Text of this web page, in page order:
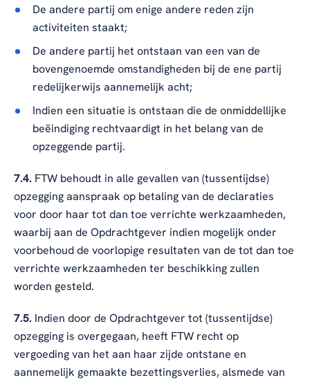
De andere partij om enige andere reden zijn
activiteiten staakt;
De andere partij het ontstaan van een van de
bovengenoemde omstandigheden bij de ene partij
redelijkerwijs aannemelijk acht;
Indien een situatie is ontstaan die de onmiddellijke
beëindiging rechtvaardigt in het belang van de
opzeggende partij.
7.4. FTW behoudt in alle gevallen van (tussentijdse)
opzegging aanspraak op betaling van de declaraties
voor door haar tot dan toe verrichte werkzaamheden,
waarbij aan de Opdrachtgever indien mogelijk onder
voorbehoud de voorlopige resultaten van de tot dan toe
verrichte werkzaamheden ter beschikking zullen
worden gesteld.
7.5. Indien door de Opdrachtgever tot (tussentijdse)
opzegging is overgegaan, heeft FTW recht op
vergoeding van het aan haar zijde ontstane en
aannemelijk gemaakte bezettingsverlies, alsmede van